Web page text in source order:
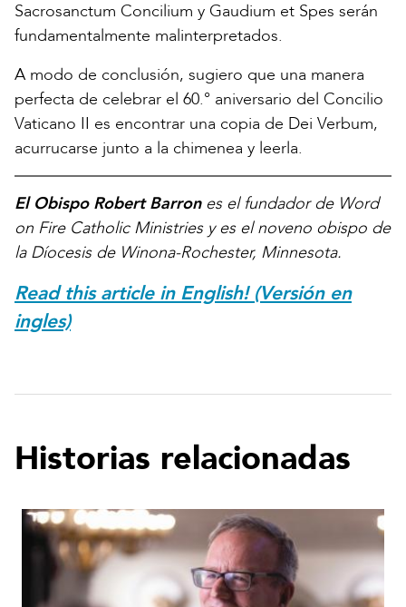
Sacrosanctum Concilium y Gaudium et Spes serán
fundamentalmente malinterpretados.
A modo de conclusión, sugiero que una manera
perfecta de celebrar el 60.° aniversario del Concilio
Vaticano II es encontrar una copia de Dei Verbum,
acurrucarse junto a la chimenea y leerla.
El Obispo Robert Barrones el fundador de Word
on Fire Catholic Ministries y es el noveno obispo de
la Díocesis de Winona-Rochester, Minnesota.
Read this article in English! (Versión en
ingles)
Historias relacionadas